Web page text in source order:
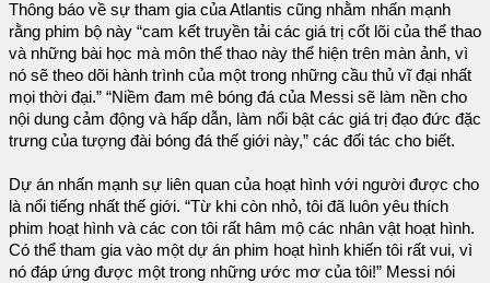
Thông báo về sự tham gia của Atlantis cũng nhằm nhấn mạnh
rằng phim bộ này “cam kết truyền tải các giá trị cốt lõi của thể thao
và những bài học mà môn thể thao này thể hiện trên màn ảnh, vì
nó sẽ theo dõi hành trình của một trong những cầu thủ vĩ đại nhất
mọi thời đại.” “Niềm đam mê bóng đá của Messi sẽ làm nền cho
nội dung cảm động và hấp dẫn, làm nổi bật các giá trị đạo đức đặc
trưng của tượng đài bóng đá thế giới này,” các đối tác cho biết.
Dự án nhấn mạnh sự liên quan của hoạt hình với người được cho
là nổi tiếng nhất thế giới. “Từ khi còn nhỏ, tôi đã luôn yêu thích
phim hoạt hình và các con tôi rất hâm mộ các nhân vật hoạt hình.
Có thể tham gia vào một dự án phim hoạt hình khiến tôi rất vui, vì
nó đáp ứng được một trong những ước mơ của tôi!” Messi nói